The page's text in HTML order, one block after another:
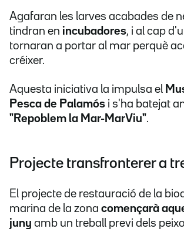
Agafaran les larves acabades de
tindran en incubadores, i al cap
tornaran a portar al mar perquè
créixer.
Aquesta iniciativa la impulsa el
Pesca de Palamós i s'ha batejat
"Repoblem la Mar-MarViu".
Projecte transfronterer a
El projecte de restauració de la
marina de la zona començarà
juny amb un treball previ dels